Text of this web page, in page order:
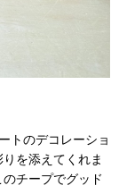
トのデコレーショ
を添えてくれま
チープでグッド